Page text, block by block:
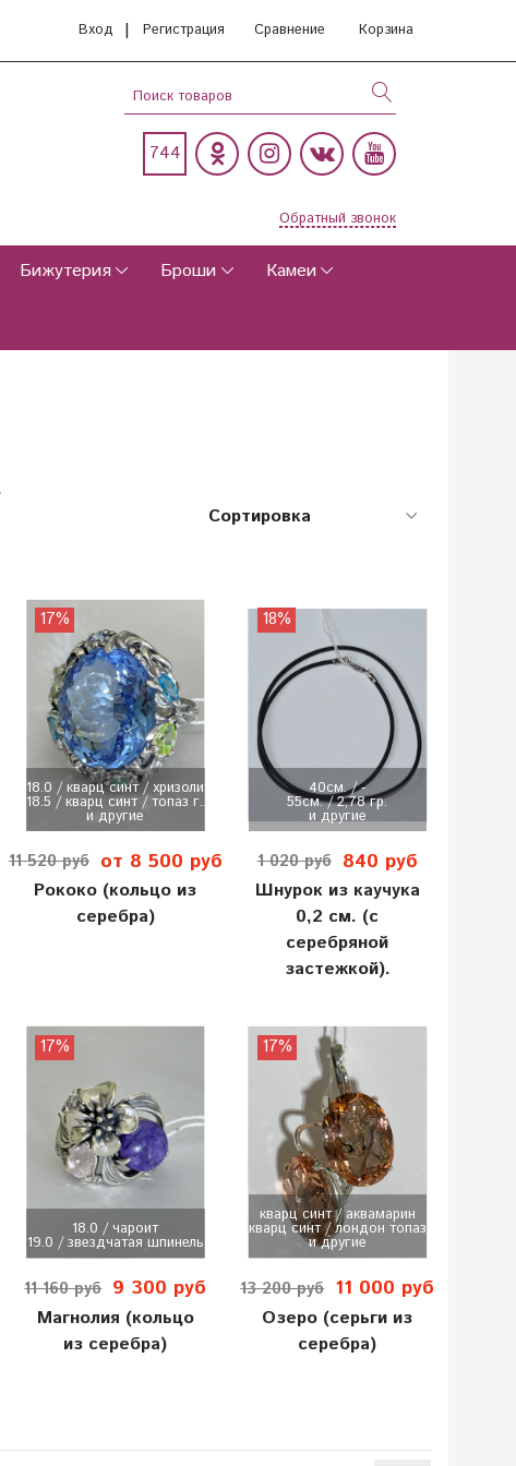
Вход | Регистрация Сравнение Корзина
744
Обратный звонок
Бижутерия Броши Камеи
18.0 / кварц синт / хризолит
18.5 / кварц синт / топаз г...
и другие
17%
11 520 руб от 8 500 руб
Рококо (кольцо из
серебра)
40см. / -
55см. / 2,78 гр.
и другие
18%
1 020 руб 840 руб
Шнурок из каучука
0,2 см. (с
серебряной
застежкой).
18.0 / чароит
19.0 / звездчатая шпинель
17%
11 160 руб 9 300 руб
Магнолия (кольцо
из серебра)
кварц синт / аквамарин
кварц синт / лондон топаз
и другие
17%
13 200 руб 11 000 руб
Озеро (серьги из
серебра)